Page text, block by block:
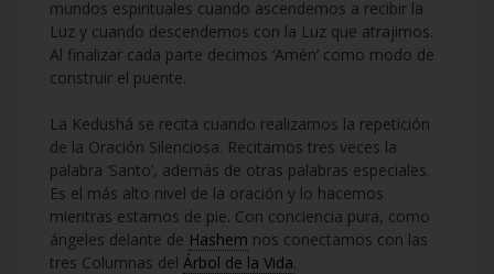
mundos espirituales cuando ascendemos a recibir la
Luz y cuando descendemos con la Luz que atrajimos.
Al finalizar cada parte decimos ‘Amén’ como modo de
construir el puente.
La Kedushá se recita cuando realizamos la repetición
de la Oración Silenciosa. Recitamos tres veces la
palabra ‘Santo’, además de otras palabras especiales.
Es el más alto nivel de la oración y lo hacemos
mientras estamos de pie. Con conciencia pura, como
ángeles delante de Hashem nos conectamos con las
tres Columnas del Árbol de la Vida.